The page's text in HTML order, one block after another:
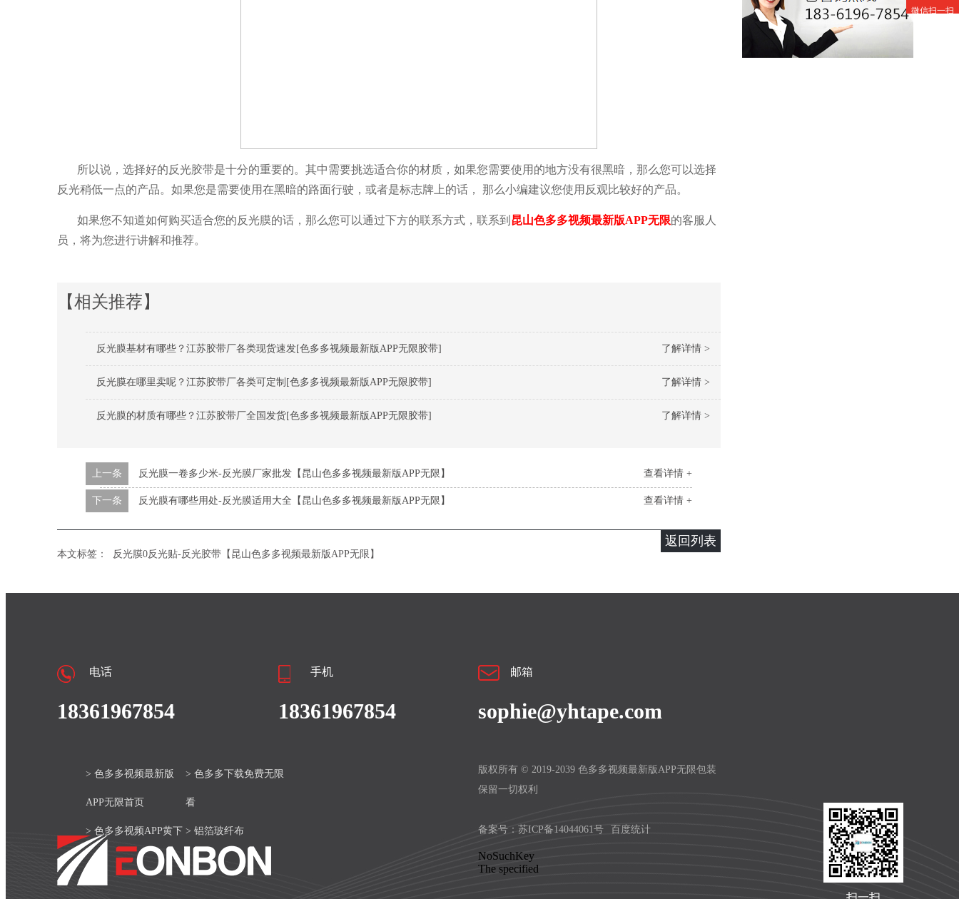
所以说，选择好的反光胶带是十分的重要的。其中需要挑选适合你的材质，如果您需要使用的地方没有很黑暗，那么您可以选择
反光稍低一点的产品。如果您是需要使用在黑暗的路面行驶，或者是标志牌上的话， 那么小编建议您使用反观比较好的产品。
如果您不知道如何购买适合您的反光膜的话，那么您可以通过下方的联系方式，联系到 昆山色多多视频最新版APP无限的客服人
员，将为您进行讲解和推荐。
【相关推荐】
了解详情 >
反光膜基材有哪些？江苏胶带厂各类现货速发[色多多视频最新版APP无限胶带]
了解详情 >
反光膜在哪里卖呢？江苏胶带厂各类可定制[色多多视频最新版APP无限胶带]
了解详情 >
反光膜的材质有哪些？江苏胶带厂全国发货[色多多视频最新版APP无限胶带]
查看详情 +
上一条 反光膜一卷多少米-反光膜厂家批发【昆山色多多视频最新版APP无限】
查看详情 +
下一条 反光膜有哪些用处-反光膜适用大全【昆山色多多视频最新版APP无限】
返回列表
本文标签： 反光膜0反光贴-反光胶带【昆山色多多视频最新版APP无限】
电话
18361967854
手机
18361967854
邮箱
sophie@yhtape.com
> 色多多视频最新版
APP无限首页
> 色多多下载免费无限
看
> 色多多视频APP黄下
载安装官网
> 铝箔玻纤布
> 产品中心
> 色多多视频最新版
版权所有 © 2019-2039 色多多视频最新版APP无限包装
保留一切权利
备案号： 苏ICP备14044061号 百度统计
微信扫一扫